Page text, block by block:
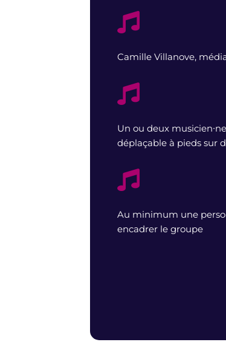
Camille Villanove,
Un ou deux
déplaçable à pieds sur
Au minimum une
encadrer le groupe